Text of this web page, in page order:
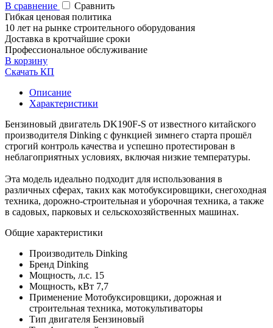
В сравнение
Сравнить
Гибкая ценовая политика
10 лет на рынке строительного оборудования
Доставка в кротчайшие сроки
Профессиональное обслуживание
В корзину
Скачать КП
Описание
Характеристики
Бензиновый двигатель DK190F-S от известного китайского
производителя Dinking с функцией зимнего старта прошёл
строгий контроль качества и успешно протестирован в
неблагоприятных условиях, включая низкие температуры.
Эта модель идеально подходит для использования в
различных сферах, таких как мотобуксировщики, снегоходная
техника, дорожно-строительная и уборочная техника, а также
в садовых, парковых и сельскохозяйственных машинах.
Общие характеристики
Производитель Dinking
Бренд Dinking
Мощность, л.с. 15
Мощность, кВт 7,7
Применение Мотобуксировщики, дорожная и
строительная техника, мотокультиваторы
Тип двигателя Бензиновый